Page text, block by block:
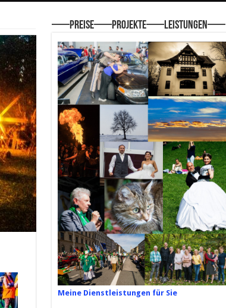
—–Preise—–Projekte—–Leistungen—–
Meine Dienstleistungen für Sie